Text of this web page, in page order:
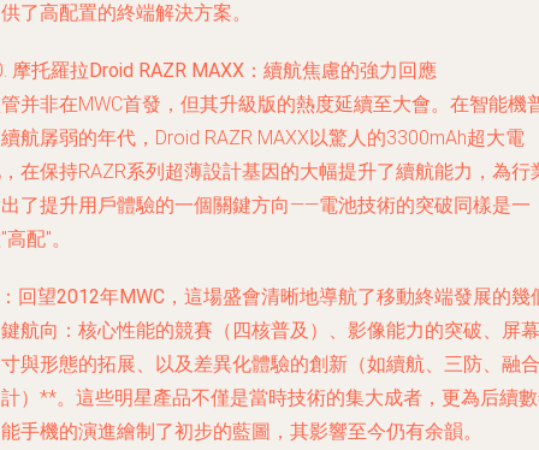
了高配置的終端解決方案。
摩托羅拉Droid RAZR MAXX ：續航焦慮的強力回應
并非在MWC首發，但其升級版的熱度延續至大會。在智能機
航孱弱的年代，Droid RAZR MAXX以驚人的3300mAh超大電
在保持RAZR系列超薄設計基因的大幅提升了續航能力，為行
了提升用戶體驗的一個關鍵方向——電池技術的突破同樣是一
高配"。
回望2012年MWC，這場盛會清晰地導航了移動終端發展的幾
航向： 核心性能的競賽（四核普及）、影像能力的突破、屏幕
與形態的拓展、以及差異化體驗的創新（如續航、三防、融合
）**。這些明星產品不僅是當時技術的集大成者，更為后續
手機的演進繪制了初步的藍圖，其影響至今仍有余韻。